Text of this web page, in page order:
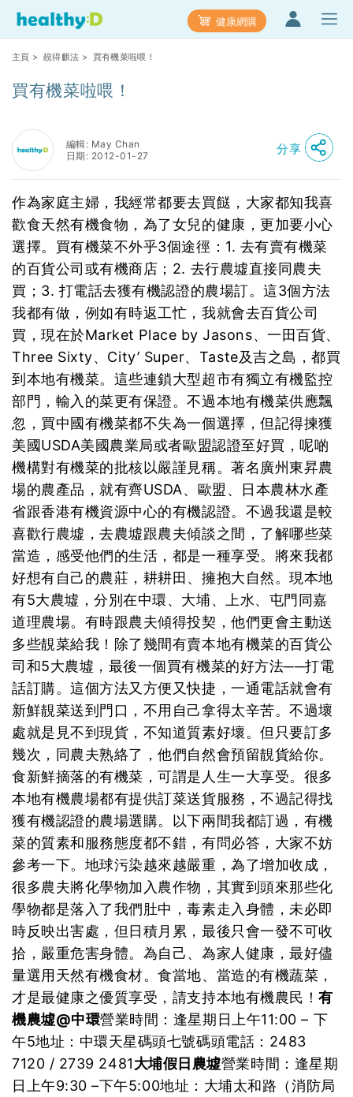
健康網購
主頁 > 靚得麒法 > 買有機菜啦喂！
買有機菜啦喂！
編輯: May Chan
日期: 2012-01-27
分享
作為家庭主婦，我經常都要去買餸，大家都知我喜
歡食天然有機食物，為了女兒的健康，更加要小心
選擇。買有機菜不外乎3個途徑：1. 去有賣有機菜
的百貨公司或有機商店；2. 去行農墟直接同農夫
買；3. 打電話去獲有機認證的農場訂。這3個方法
我都有做，例如有時返工忙，我就會去百貨公司
買，現在於Market Place by Jasons、一田百貨、
Three Sixty、City’ Super、Taste及吉之島，都買
到本地有機菜。這些連鎖大型超市有獨立有機監控
部門，輸入的菜更有保證。不過本地有機菜供應飄
忽，買中國有機菜都不失為一個選擇，但記得揀獲
美國USDA美國農業局或者歐盟認證至好買，呢啲
機構對有機菜的批核以嚴謹見稱。著名廣州東昇農
場的農產品，就有齊USDA、歐盟、日本農林水產
省跟香港有機資源中心的有機認證。不過我還是較
喜歡行農墟，去農墟跟農夫傾談之間，了解哪些菜
當造，感受他們的生活，都是一種享受。將來我都
好想有自己的農莊，耕耕田、擁抱大自然。現本地
有5大農墟，分別在中環、大埔、上水、屯門同嘉
道理農場。有時跟農夫傾得投契，他們更會主動送
多些靚菜給我！除了幾間有賣本地有機菜的百貨公
司和5大農墟，最後一個買有機菜的好方法──打電
話訂購。這個方法又方便又快捷，一通電話就會有
新鮮靚菜送到門口，不用自己拿得太辛苦。不過壞
處就是見不到現貨，不知道質素好壞。但只要訂多
幾次，同農夫熟絡了，他們自然會預留靚貨給你。
食新鮮摘落的有機菜，可謂是人生一大享受。很多
本地有機農場都有提供訂菜送貨服務，不過記得找
獲有機認證的農場選購。以下兩間我都訂過，有機
菜的質素和服務態度都不錯，有問必答，大家不妨
參考一下。地球污染越來越嚴重，為了增加收成，
很多農夫將化學物加入農作物，其實到頭來那些化
學物都是落入了我們肚中，毒素走入身體，未必即
時反映出害處，但日積月累，最後只會一發不可收
拾，嚴重危害身體。為自己、為家人健康，最好儘
量選用天然有機食材。食當地、當造的有機蔬菜，
才是最健康之優質享受，請支持本地有機農民！有
機農墟@中環營業時間：逢星期日上午11:00 – 下
午5地址：中環天星碼頭七號碼頭電話：2483
7120 / 2739 2481大埔假日農墟營業時間：逢星期
日上午9:30 –下午5:00地址：大埔太和路（消防局